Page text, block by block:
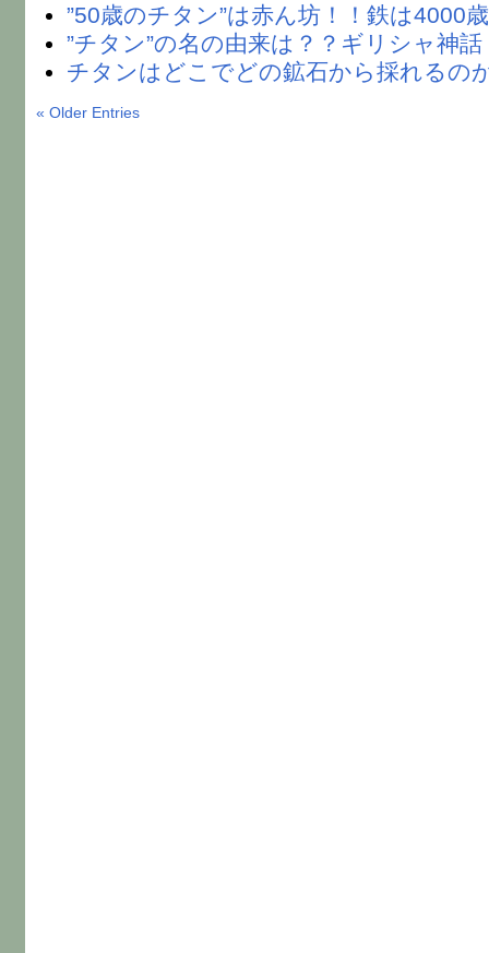
”50歳のチタン”は赤ん坊！！鉄は4000
”チタン”の名の由来は？？ギリシャ神話
チタンはどこでどの鉱石から採れるの
« Older Entries